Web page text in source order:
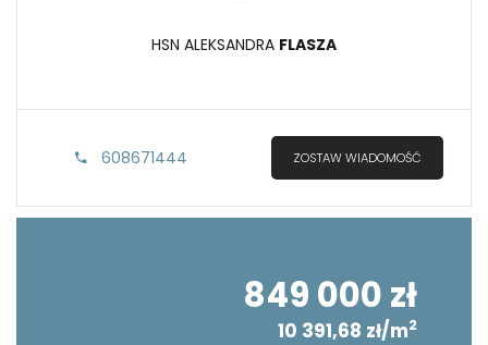
HSN ALEKSANDRA FLASZA
608671444 ZOSTAW WIADOMOŚĆ
849 000 zł
10 391,68 zł/m2